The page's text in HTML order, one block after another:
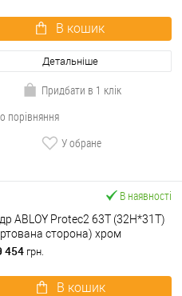
В кошик
Детальніше
Придбати в 1 клік
порівняння
У обране
В наявності
ABLOY Protec2 63T (32H*31T)
сторона) хром
454 грн.
В кошик